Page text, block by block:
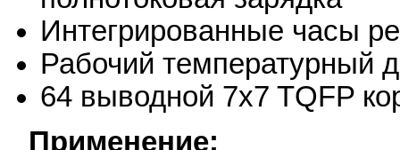
Интегрированные часы
Рабочий температурный
64 выводной 7x7 TQFP
Применение: